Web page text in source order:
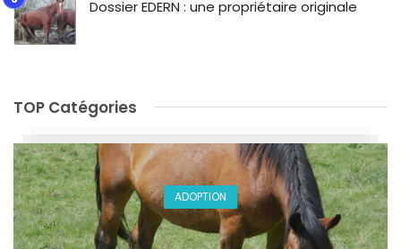
Dossier EDERN : une propriétaire originale
TOP Catégories
ADOPTION